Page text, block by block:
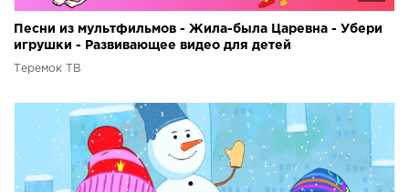
Песни из мультфильмов - Жила-была Царевна - Убери
игрушки - Развивающее видео для детей
Теремок ТВ